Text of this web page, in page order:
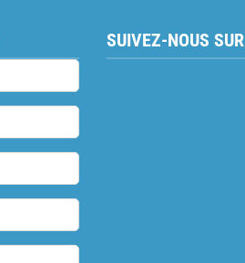
SUIVEZ-NOUS SUR